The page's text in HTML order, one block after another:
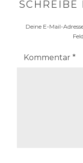
SCHREIBE
Deine E-Mail-
Kommentar *